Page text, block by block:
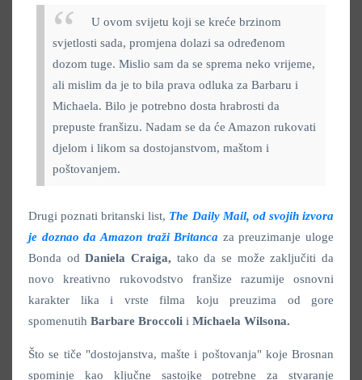
U ovom svijetu koji se kreće brzinom
svjetlosti sada, promjena dolazi sa određenom
dozom tuge. Mislio sam da se sprema neko vrijeme,
ali mislim da je to bila prava odluka za Barbaru i
Michaela. Bilo je potrebno dosta hrabrosti da
prepuste franšizu. Nadam se da će Amazon rukovati
djelom i likom sa dostojanstvom, maštom i
poštovanjem.
Drugi poznati britanski list, The Daily Mail, od svojih izvora
je doznao da Amazon traži Britanca za preuzimanje uloge
Bonda odDaniela Craiga, tako da se može zaključiti da
novo kreativno rukovodstvo franšize razumije osnovni
karakter lika i vrste filma koju preuzima od gore
spomenutih Barbare Broccoli i Michaela Wilsona.
Što se tiče "dostojanstva, mašte i poštovanja" koje Brosnan
spominje kao ključne sastojke potrebne za stvaranje